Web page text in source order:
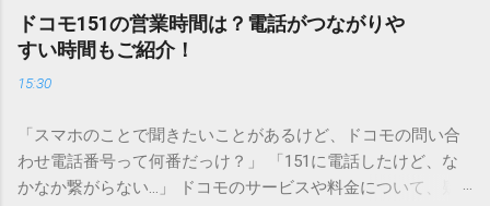
水口へ流すことは環境負荷だけでなく、ご自宅の排水設備を
傷める可能性も高いため、非常に危険です。この記事では、
墨汁を安全かつ環境に優しい方法で処分するための手順と、
容器を適切に分別する方法を徹底解説します。 墨汁を「排水
す）」と「膠（にかわ）」、そして水です。これらは非常に
微細かつ独特の粘性を持っているため、下水処理や配管維持
の観点から以下の問題が発生します。 1. 環境への深刻な負荷
ドコモ151の営業時間は？電話がつながりや
すい時間もご紹介！
15:30
「スマホのことで聞きたいことがあるけど、ドコモの問い合
わせ電話番号って何番だっけ？」 「151に電話したけど、な
かなか繋がらない…」 ドコモのサービスや料金について、疑